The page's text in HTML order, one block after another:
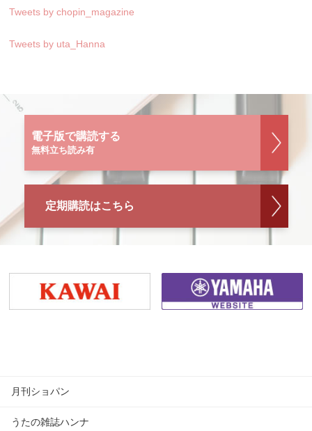
Tweets by chopin_magazine
Tweets by uta_Hanna
電子版で購読する
無料立ち読み有
定期購読はこちら
月刊ショパン
うたの雑誌ハンナ